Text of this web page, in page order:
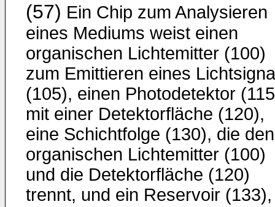
(57) Ein Chip zum Analysieren
eines Mediums weist einen
organischen Lichtemitter (100)
zum Emittieren eines
(105), einen Photodetektor
mit einer Detektorfläche (120),
eine Schichtfolge (130), die den
organischen Lichtemitter (100)
und die Detektorfläche (120)
trennt, und ein Reservoir